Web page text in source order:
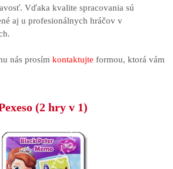
Vďaka kvalite spracovania sú
aj u profesionálnych hráčov v
nás prosím kontaktujte formou, ktorá vám
(2 hry v 1)